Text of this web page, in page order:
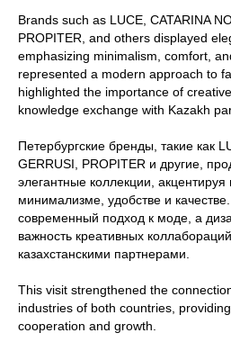
Brands such as LUCE, CATARINA
PROPITER, and others displayed
emphasizing minimalism, comfort,
represented a modern approach to
highlighted the importance of
knowledge exchange with Kazakh
Петербургские бренды, такие как
GERRUSI, PROPITER и другие,
элегантные коллекции,
минимализме, удобстве и
современный подход к моде, а
важность креативных
казахстанскими партнерами.
This visit strengthened the
industries of both countries,
cooperation and growth.